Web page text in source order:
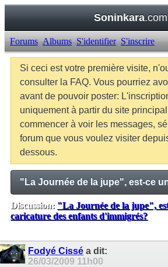
Soninkara.com
Forums Albums S'identifier S'inscrire
Si ceci est votre première visite,
consulter la FAQ. Vous pourriez
avant de pouvoir poster:
uniquement à partir du site
commencer à voir les messages,
forum que vous voulez visiter
dessous.
Discussion: "La Journée de la jupe",
caricature des enfants d'immigrés?
Fodyé Cissé a dit:
26/03/2009 11h00